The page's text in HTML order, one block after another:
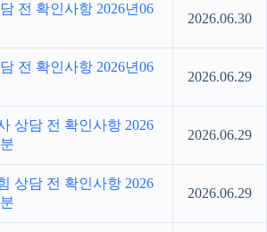
전 확인사항 2026년06
2026.06.30
전 확인사항 2026년06
2026.06.29
상담 전 확인사항 2026
2026.06.29
상담 전 확인사항 2026
2026.06.29